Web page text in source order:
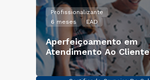
Profissionalizante
6 meses
EAD
Aperfeiçoamento em
Atendimento Ao Cliente